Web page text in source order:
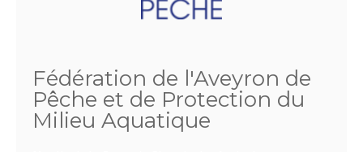
Fédération de l'Aveyron de
Pêche et de Protection du
Milieu Aquatique